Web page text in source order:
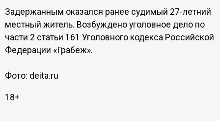
Задержанным оказался ранее судимый 27-летний
местный житель. Возбуждено уголовное дело по
части 2 статьи 161 Уголовного кодекса Российской
Федерации «Грабеж».
Фото: deita.ru
18+